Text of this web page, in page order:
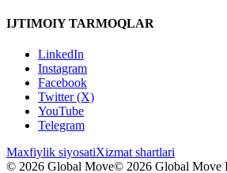
IJTIMOIY TARMOQLAR
LinkedIn
Instagram
Facebook
Twitter (X)
YouTube
Telegram
Maxfiylik siyosatiXizmat shartlari
© 2026 Global Move© 2026 Global Move